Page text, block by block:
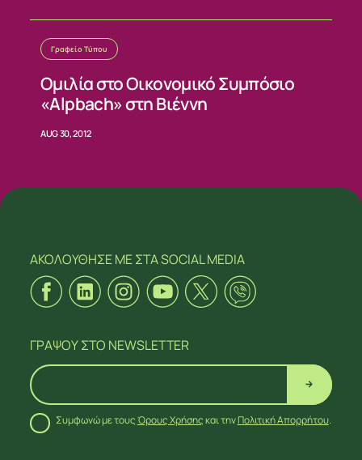
ΑΚΟΛΟΥΘΗΣΕ ΜΕΣΤΑ SOCIAL MEDIA
Γραφείο Τύπου
Ομιλία στο Οικονομικό Συμπόσιο
«Alpbach» στη Βιέννη
AUG 30, 2012
ΑΚΟΛΟΥΘΗΣΕ ΜΕΣΤΑ SOCIAL MEDIA
ΓΡΑΨΟΥΣΤΟ NEWSLETTER
Συμφωνώ με τουςΌρους Χρήσηςκαι τηνΠολιτική Απορρήτου.